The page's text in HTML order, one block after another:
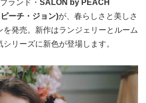
ランド・ SALON by PEACH
ーチ・ジョン)が、春らしさと美しさ
を発売。新作はランジェリーとルーム
リーズに新色が登場します。